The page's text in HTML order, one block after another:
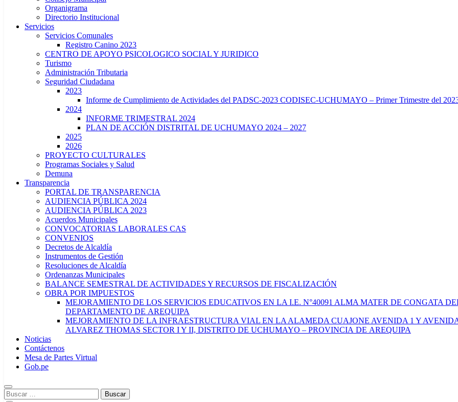
Organigrama
Directorio Institucional
Servicios
Servicios Comunales
Registro Canino 2023
CENTRO DE APOYO PSICOLOGICO SOCIAL Y JURIDICO
Turismo
Administración Tributaria
Seguridad Ciudadana
2023
Informe de Cumplimiento de Actividades del PADSC-2023 CODISEC-UCHUMAYO – Primer Trimestre del
2024
INFORME TRIMESTRAL 2024
PLAN DE ACCIÓN DISTRITAL DE UCHUMAYO 2024 – 2027
2025
2026
PROYECTO CULTURALES
Programas Sociales y Salud
Demuna
Transparencia
PORTAL DE TRANSPARENCIA
AUDIENCIA PÚBLICA 2024
AUDIENCIA PÚBLICA 2023
Acuerdos Municipales
CONVOCATORIAS LABORALES CAS
CONVENIOS
Decretos de Alcaldía
Instrumentos de Gestión
Resoluciones de Alcaldía
Ordenanzas Municipales
BALANCE SEMESTRAL DE ACTIVIDADES Y RECURSOS DE FISCALIZACIÓN
OBRA POR IMPUESTOS
MEJORAMIENTO DE LOS SERVICIOS EDUCATIVOS EN LA I.E. N°40091 ALMA MATER DE CONGATA
DEPARTAMENTO DE AREQUIPA
MEJORAMIENTO DE LA INFRAESTRUCTURA VIAL EN LA ALAMEDA CUAJONE AVENIDA 1 Y
ALVAREZ THOMAS SECTOR I Y II, DISTRITO DE UCHUMAYO – PROVINCIA DE AREQUIPA
Noticias
Contáctenos
Mesa de Partes Virtual
Gob.pe
Buscar: